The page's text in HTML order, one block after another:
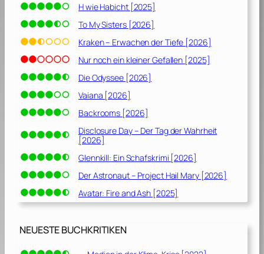
H wie Habicht [2025]
To My Sisters [2026]
Kraken – Erwachen der Tiefe [2026]
Nur noch ein kleiner Gefallen [2025]
Die Odyssee [2026]
Vaiana [2026]
Backrooms [2026]
Disclosure Day – Der Tag der Wahrheit
[2026]
Glennkill: Ein Schafskrimi [2026]
Der Astronaut – Project Hail Mary [2026]
Avatar: Fire and Ash [2025]
NEUESTE BUCHKRITIKEN